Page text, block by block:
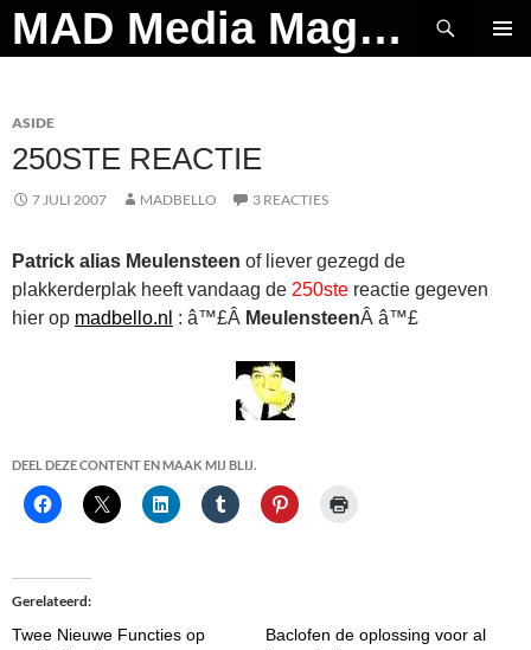
Ga
naar
MAD Media Magazine
Zoeken
ASIDE
250STE REACTIE
7 JULI 2007 MADBELLO 3 REACTIES
Patrick alias Meulensteen of liever gezegd de
plakkerderplak heeft vandaag de 250ste reactie gegeven
hier op madbello.nl : â™£Â MeulensteenÂ â™£
DEEL DEZE CONTENT EN MAAK MIJ BLIJ.
Gerelateerd
Twee Nieuwe Functies op
Baclofen de oplossing voor al